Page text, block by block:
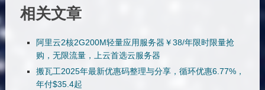
相关文章
阿里云2核2G200M轻量应用服务器￥38/年限时限量抢
购，无限流量，上云首选云服务器
搬瓦工2025年最新优惠码整理与分享，循环优惠6.77%，
年付$35.4起